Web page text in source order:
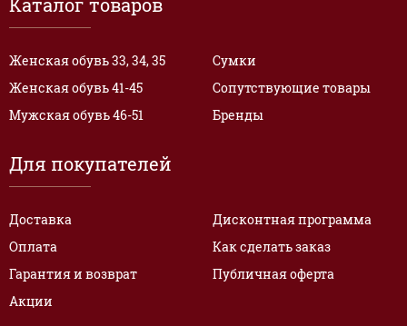
Каталог товаров
Женская обувь 33, 34, 35
Женская обувь 41-45
Мужская обувь 46-51
Сумки
Сопутствующие товары
Бренды
Для покупателей
Доставка
Оплата
Гарантия и возврат
Акции
Дисконтная программа
Как сделать заказ
Публичная оферта